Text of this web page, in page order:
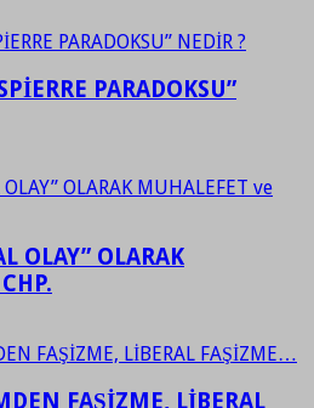
PARADOKSU”
OLAY” OLARAK
FAŞİZME, LİBERAL